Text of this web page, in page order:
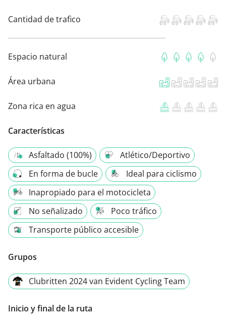
Cantidad de trafico
Espacio natural
Área urbana
Zona rica en agua
Características
Asfaltado (100%)
Atlético/Deportivo
En forma de bucle
Ideal para ciclismo
Inapropiado para el motocicleta
No señalizado
Poco tráfico
Transporte público accesible
Grupos
Clubritten 2024 van Evident Cycling Team
Inicio y final de la ruta